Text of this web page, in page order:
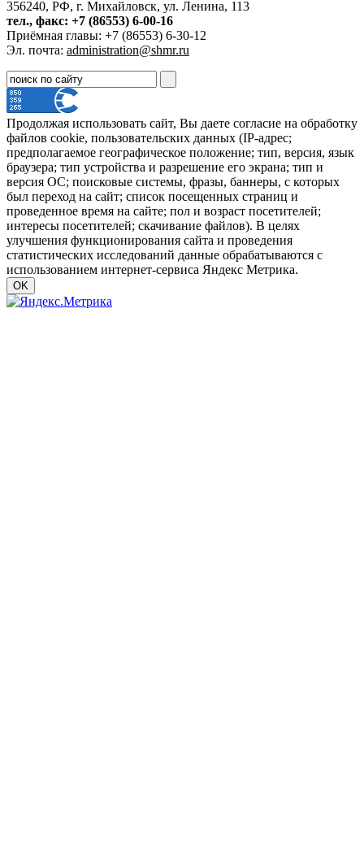
356240, РФ, г. Михайловск, ул. Ленина, 113
тел., факс: +7 (86553) 6-00-16
Приёмная главы: +7 (86553) 6-30-12
Эл. почта: administration@shmr.ru
Продолжая использовать сайт, Вы даете согласие на обработку
файлов cookie, пользовательских данных (IP-адрес;
предполагаемое географическое положение; тип, версия, язык
браузера; тип устройства и разрешение его экрана; тип и
версия ОС; поисковые системы, фразы, баннеры, с которых
был переход на сайт; список посещенных страниц и
проведенное время на сайте; пол и возраст посетителей;
интересы посетителей; скачивание файлов). В целях
улучшения функционирования сайта и проведения
статистических исследований данные обрабатываются с
использованием интернет-сервиса Яндекс Метрика.
OK